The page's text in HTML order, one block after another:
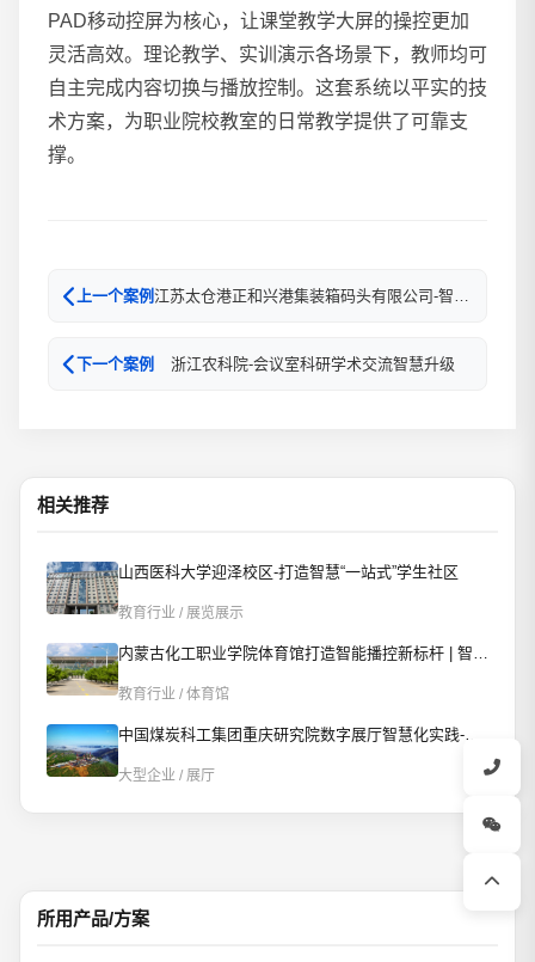
PAD移动控屏为核心，让课堂教学大屏的操控更加
灵活高效。理论教学、实训演示各场景下，教师均可
自主完成内容切换与播放控制。这套系统以平实的技
术方案，为职业院校教室的日常教学提供了可靠支
撑。
上一个案例
浙江农科院-会议室科研学术交流智慧升级
下一个案例
相关推荐
山西医科大学迎泽校区-打造智慧“一站式”学生社区
教育行业 / 展览展示
内蒙古化工职业学院体育馆打造智能播控新标杆 | 智慧赋能校园文体新场景
教育行业 / 体育馆
中国煤炭科工集团重庆研究院数字展厅智慧化实践-AI智控重构数字展厅
大型企业 / 展厅
所用产品/方案